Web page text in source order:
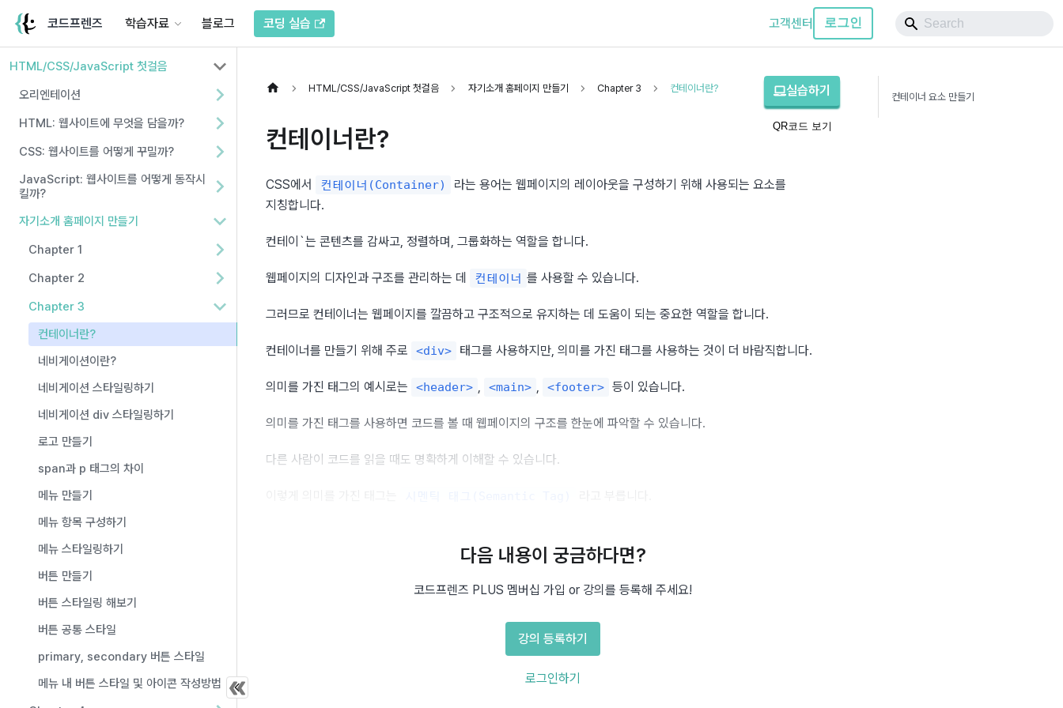
코드프렌즈 학습자료 블로그 코딩 실습 고객센터 로그인
HTML/CSS/JavaScript 첫걸음
오리엔테이션
HTML: 웹사이트에 무엇을 담을까?
CSS: 웹사이트를 어떻게 꾸밀까?
JavaScript: 웹사이트를 어떻게 동작시
킬까?
자기소개 홈페이지 만들기
Chapter 1
Chapter 2
Chapter 3
컨테이너란?
네비게이션이란?
네비게이션 스타일링하기
네비게이션 div 스타일링하기
로고 만들기
span과 p 태그의 차이
메뉴 만들기
메뉴 항목 구성하기
메뉴 스타일링하기
버튼 만들기
버튼 스타일링 해보기
버튼 공통 스타일
primary, secondary 버튼 스타일
메뉴 내 버튼 스타일 및 아이콘 작성방법
HTML/CSS/JavaScript 첫걸음 자기소개 홈페이지 만들기 Chapter 3 컨테이너란? 실습하기
QR코드 보기
컨테이너란?
CSS에서 컨테이너(Container)
라는 용어는 웹페이지의 레이아웃을 구성하기 위해 사용되는 요소를
지칭합니다.
컨테이`는 콘텐츠를 감싸고, 정렬하며, 그룹화하는 역할을 합니다.
웹페이지의 디자인과 구조를 관리하는 데 컨테이너 를 사용할 수 있습니다.
그러므로 컨테이너는 웹페이지를 깔끔하고 구조적으로 유지하는 데 도움이 되는 중요한 역할을 합니다.
컨테이너를 만들기 위해 주로 <div> 태그를 사용하지만, 의미를 가진 태그를 사용하는 것이 더 바람직합니다.
의미를 가진 태그의 예시로는 <header> , <main> , <footer> 등이 있습니다.
의미를 가진 태그를 사용하면 코드를 볼 때 웹페이지의 구조를 한눈에 파악할 수 있습니다.
다른 사람이 코드를 읽을 때도 명확하게 이해할 수 있습니다.
div>
다음 내용이 궁금하다면?
코드프렌즈 PLUS 멤버십 가입 or 강의를 등록해 주세요!
강의 등록하기
로그인하기
컨테이너 요소 만들기